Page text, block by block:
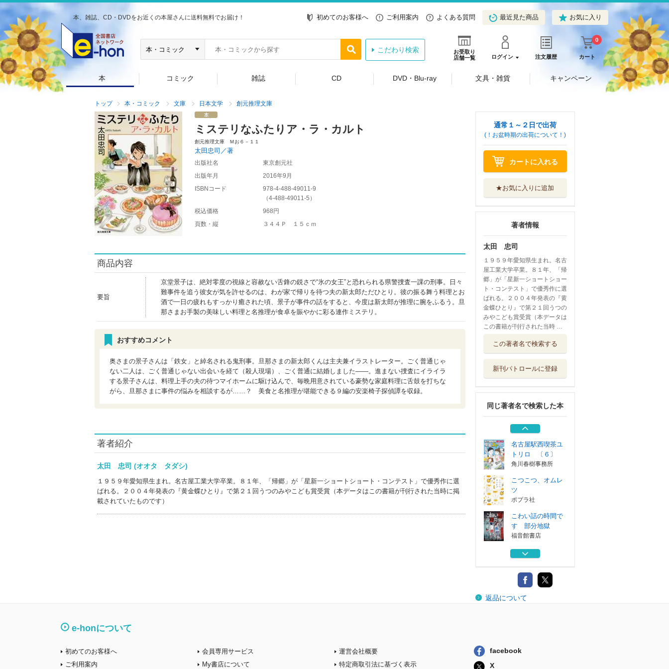
本、雑誌、CD・DVDをお近くの本屋さんに送料無料でお届け！ 初めてのお客様へ ご利用案内 よくある質問 最近見た商品 お気に入り
お受取り
店舗一覧
ログイン 注文履歴 カート
0
こだわり検索
本 コミック 雑誌 CD DVD・Blu-ray 文具・雑貨 キャンペーン
トップ 本・コミック 文庫 日本文学 創元推理文庫
ミステリなふたりア・ラ・カルト
創元推理文庫 Ｍお６－１１
太田忠司／著
出版社名
東京創元社
出版年月
2016年9月
ISBNコード
978-4-488-49011-9
（4-488-49011-5 ）
税込価格
968円
頁数・縦
３４４Ｐ １５ｃｍ
商品内容
要旨
京堂景子は、絶対零度の視線と容赦ない舌鋒の鋭さで“氷の女王”と恐れられる県警捜査一課の刑事。日々
難事件を追う彼女が気を許せるのは、わが家で帰りを待つ夫の新太郎ただひとり。彼の振る舞う料理とお
酒で一日の疲れもすっかり癒された頃、景子が事件の話をすると、今度は新太郎が推理に腕をふるう。旦
那さまお手製の美味しい料理と名推理が食卓を賑やかに彩る連作ミステリ。
おすすめコメント
奥さまの景子さんは「鉄女」と綽名される鬼刑事。旦那さまの新太郎くんは主夫兼イラストレーター。ごく普通じゃ
ない二人は、ごく普通じゃない出会いを経て（殺人現場）、ごく普通に結婚しました――。進まない捜査にイライラ
する景子さんは、料理上手の夫の待つマイホームに駆け込んで、毎晩用意されている豪勢な家庭料理に舌鼓を打ちな
がら、旦那さまに事件の悩みを相談するが……？ 美食と名推理が堪能できる９編の安楽椅子探偵譚を収録。
著者紹介
太田 忠司 (オオタ タダシ)
１９５９年愛知県生まれ。名古屋工業大学卒業。８１年、「帰郷」が「星新一ショートショート・コンテスト」で優秀作に選
ばれる。２００４年発表の『黄金蝶ひとり』で第２１回うつのみやこども賞受賞（本データはこの書籍が刊行された当時に掲
載されていたものです）
通常１～２日で出荷
(！お盆時期の出荷について！)
カートに入れる
★お気に入りに追加
著者情報
太田 忠司
１９５９年愛知県生まれ。名古
屋工業大学卒業。８１年、「帰
郷」が「星新一ショートショー
ト・コンテスト」で優秀作に選
ばれる。２００４年発表の『黄
金蝶ひとり』で第２１回うつの
みやこども賞受賞（本データは
この書籍が刊行された当時 …
この著者名で検索する
新刊パトロールに登録
同じ著者名で検索した本
す 部分地獄
名古屋駅西喫茶ユ
角川春樹事務所
名探偵犬コースケ
２
朝日新聞出版
名古屋駅西喫茶ユ
トリロ 〔６〕
角川春樹事務所
こつこつ、オムレ
ツ
ポプラ社
こわい話の時間で
す 部分地獄
福音館書店
名古屋駅西喫茶ユ
角川春樹事務所
名探偵犬コースケ
２
返品について
e-honについて
初めてのお客様へ
ご利用案内
会員専用サービス
My書店について
運営会社概要
特定商取引法に基づく表示
facebook
X